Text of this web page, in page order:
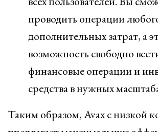
проводить операции
дополнительных затрат, а
возможность свободно
финансовые операции и
средства в нужных
Таким образом, Avax с низкой